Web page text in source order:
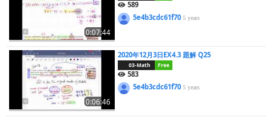
0:07:44
589
5e4b3cdc61f705 years
0:06:46
2020年12月3日EX4.3 題解 Q25
03-Math Free
583
5e4b3cdc61f705 years